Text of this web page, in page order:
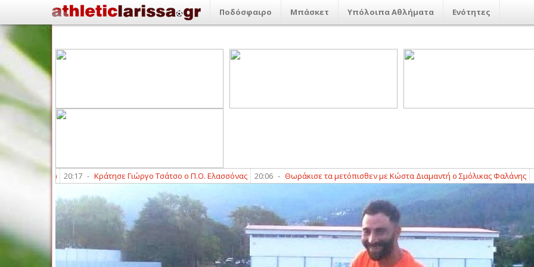
Ποδόσφαιρο Μπάσκετ Υπόλοιπα Αθλήματα Ενότητες
20:17 - Κράτησε Γιώργο Τσάτσο ο Π.Ο. Ελασσόνας 20:06 - Θωράκισε τα μετόπισθεν με Κώστα Διαμαντή ο Σμόλικας Φαλάνης 15:19 -